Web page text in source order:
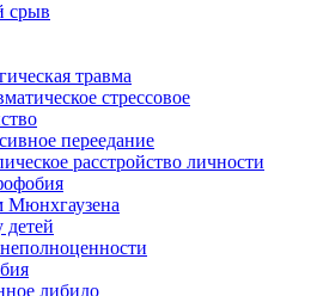
срыв
травма
стрессовое
переедание
расстройство личности
Мюнхгаузена
детей
либидо